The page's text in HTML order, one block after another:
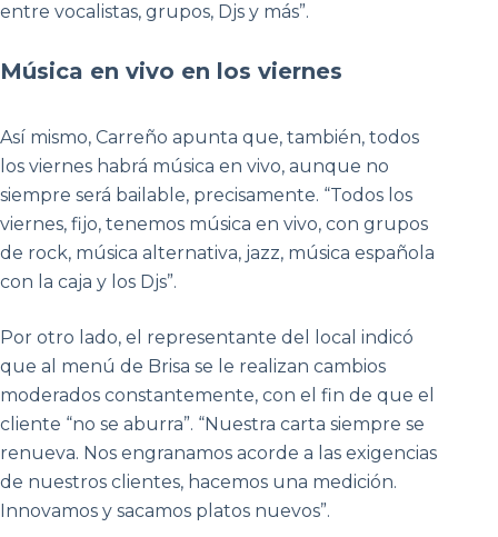
entre vocalistas, grupos, Djs y más”.
Música en vivo en los viernes
Así mismo, Carreño apunta que, también, todos
los viernes habrá música en vivo, aunque no
siempre será bailable, precisamente. “Todos los
viernes, fijo, tenemos música en vivo, con grupos
de rock, música alternativa, jazz, música española
con la caja y los Djs”.
Por otro lado, el representante del local indicó
que al menú de Brisa se le realizan cambios
moderados constantemente, con el fin de que el
cliente “no se aburra”. “Nuestra carta siempre se
renueva. Nos engranamos acorde a las exigencias
de nuestros clientes, hacemos una medición.
Innovamos y sacamos platos nuevos”.